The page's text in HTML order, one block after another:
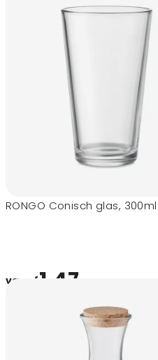
RONGO Conisch glas, 300ml
vanaf1,47